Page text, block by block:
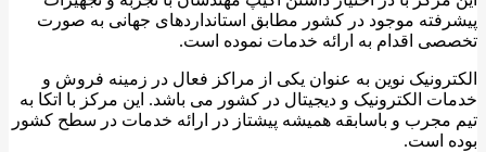
پیشرفته موجود در کشور مطابق استانداردهای جهانی به صورت
تخصصی اقدام به ارائه خدمات نموده است.
الکترونیک نوین به عنوان یکی از مراکز فعال در زمینه فروش و
خدمات الکترونیک و دیجیتال در کشور می باشد. این مرکز با اتکا به
تیم مجرب و باسابقه همیشه پیشتاز در ارائه خدمات در سطح کشور
بوده است.